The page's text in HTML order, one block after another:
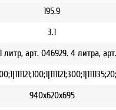
195.9
3.1
литр, арт. 046929. 4 литра,
940х620х695